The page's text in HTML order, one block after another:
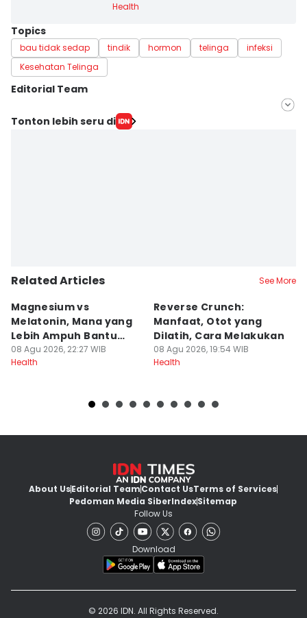
Health
Topics
bau tidak sedap tindik hormon telinga
infeksi
Kesehatan Telinga
Editorial Team
Editor
Tonton lebih seru di
Related Articles See More
Magnesium vs
Melatonin, Mana yang
Lebih Ampuh Bantu
Tidur?
08 Agu 2026, 22:27 WIB
Health
Reverse Crunch:
Manfaat, Otot yang
Dilatih, Cara Melakukan
08 Agu 2026, 19:54 WIB
Health
About UsEditorial TeamContact UsTerms of Services
Pedoman Media SiberIndexSitemap
Follow Us
Download
© 2026 IDN. All Rights Reserved.